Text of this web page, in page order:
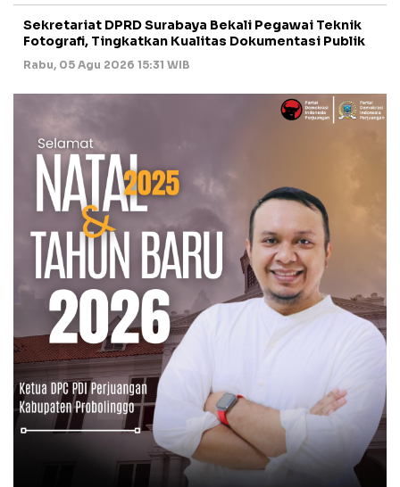
Sekretariat DPRD Surabaya Bekali Pegawai Teknik
Fotografi, Tingkatkan Kualitas Dokumentasi Publik
Rabu, 05 Agu 2026 15:31 WIB